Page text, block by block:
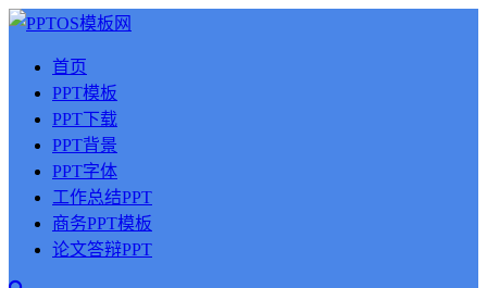
首页
PPT模板
PPT下载
PPT背景
PPT字体
工作总结PPT
商务PPT模板
论文答辩PPT